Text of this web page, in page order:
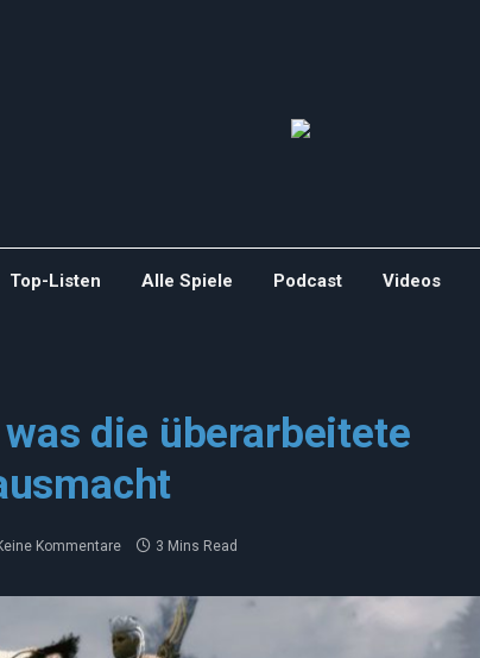
Top-Listen Alle Spiele Podcast Videos
die überarbeitete
Kommentare 3 Mins Read